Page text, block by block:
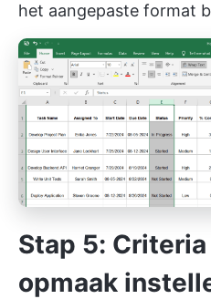
het aangepaste format
Stap 5:
opmaak